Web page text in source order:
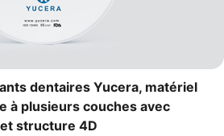
dentaires Yucera, matériel
à plusieurs couches avec
structure 4D